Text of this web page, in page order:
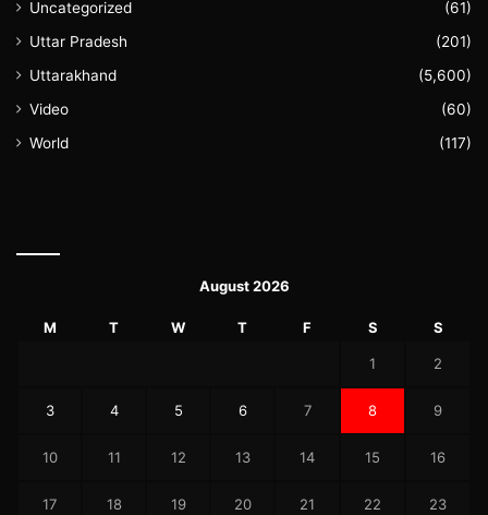
Uncategorized
(61)
Uttar Pradesh
(201)
Uttarakhand
(5,600)
Video
(60)
World
(117)
August 2026
M T W T F S S
1 2
3 4 5 6 7 8 9
10 11 12 13 14 15 16
17 18 19 20 21 22 23